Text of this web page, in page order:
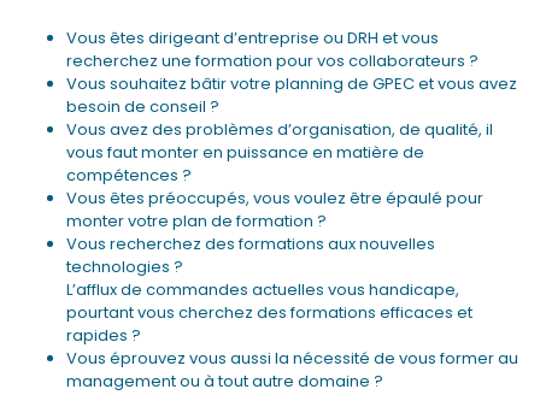
Vous êtes dirigeant d’entreprise ou DRH et vous
recherchez une formation pour vos collaborateurs ?
Vous souhaitez bâtir votre planning de GPEC et vous avez
besoin de conseil ?
Vous avez des problèmes d’organisation, de qualité, il
vous faut monter en puissance en matière de
compétences ?
Vous êtes préoccupés, vous voulez être épaulé pour
monter votre plan de formation ?
Vous recherchez des formations aux nouvelles
technologies ?
L’afflux de commandes actuelles vous handicape,
pourtant vous cherchez des formations efficaces et
rapides ?
Vous éprouvez vous aussi la nécessité de vous former au
management ou à tout autre domaine ?